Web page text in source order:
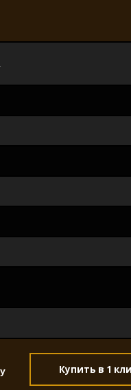
Купить в 1